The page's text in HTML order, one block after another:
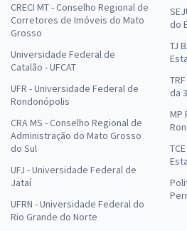
CRECI MT - Conselho Regional de
Corretores de Imóveis do Mato
Grosso
Universidade Federal de
Catalão - UFCAT
UFR - Universidade Federal de
Rondonópolis
CRA MS - Conselho Regional de
Administração do Mato Grosso
do Sul
UFJ - Universidade Federal de
Jataí
UFRN - Universidade Federal do
Rio Grande do Norte
do
TJ
da
MP